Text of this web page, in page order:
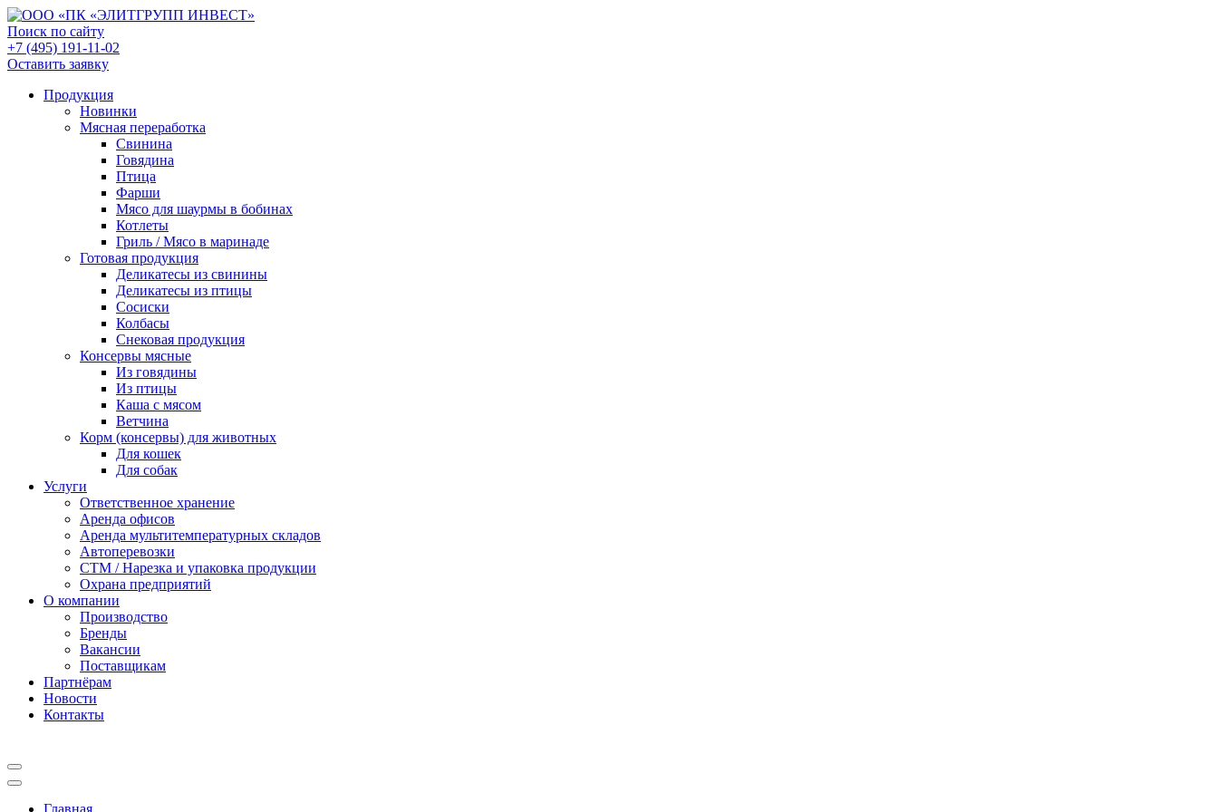
Поиск по сайту
+7 (495) 191-11-02
Оставить заявку
Продукция
Новинки
Мясная переработка
Свинина
Говядина
Птица
Фарши
Мясо для шаурмы в бобинах
Котлеты
Гриль / Мясо в маринаде
Готовая продукция
Деликатесы из свинины
Деликатесы из птицы
Сосиски
Колбасы
Снековая продукция
Консервы мясные
Из говядины
Из птицы
Каша с мясом
Ветчина
Корм (консервы) для животных
Для кошек
Для собак
Услуги
Ответственное хранение
Аренда офисов
Аренда мультитемпературных складов
Автоперевозки
СТМ / Нарезка и упаковка продукции
Охрана предприятий
О компании
Производство
Бренды
Вакансии
Поставщикам
Партнёрам
Новости
Контакты
Главная